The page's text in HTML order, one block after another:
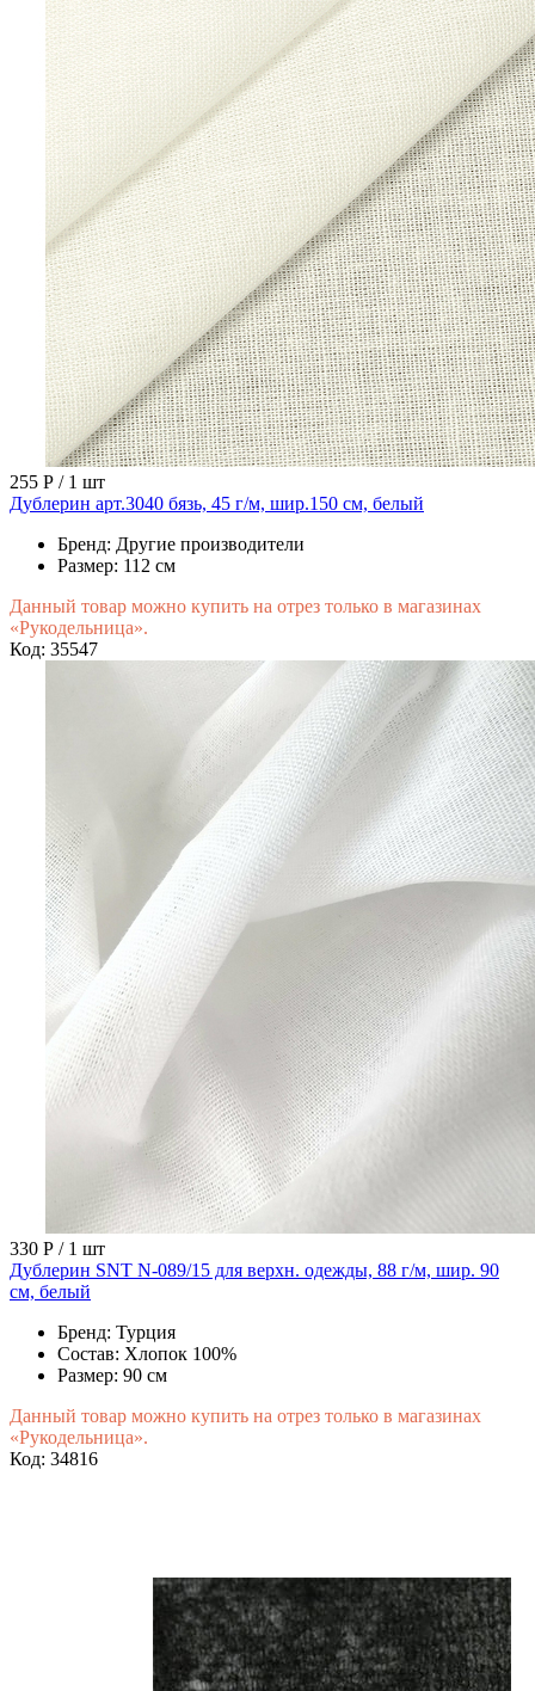
255 Р / 1 шт
Дублерин арт.3040 бязь, 45 г/м, шир.150 см, белый
Бренд: Другие производители
Размер: 112 см
Данный товар можно купить на отрез только в магазинах
«Рукодельница».
Код: 35547
330 Р / 1 шт
Дублерин SNT N-089/15 для верхн. одежды, 88 г/м, шир. 90
см, белый
Бренд: Турция
Состав: Хлопок 100%
Размер: 90 см
Данный товар можно купить на отрез только в магазинах
«Рукодельница».
Код: 34816